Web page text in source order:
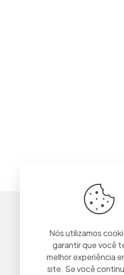
Nós utilizamos
garantir que você
melhor experiência
site. Se você